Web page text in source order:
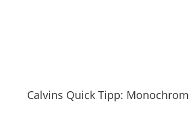
Calvins Quick Tipp: Monochrom